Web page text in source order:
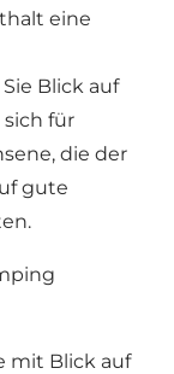
eine
Blick auf
sich für
die der
gute
mit Blick auf